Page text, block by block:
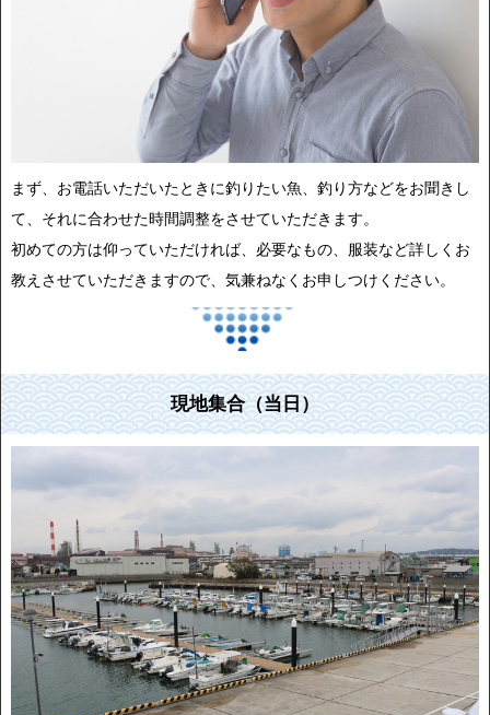
まず、お電話いただいたときに釣りたい魚、釣り方などをお聞きし
て、それに合わせた時間調整をさせていただきます。
初めての方は仰っていただければ、必要なもの、服装など詳しくお
教えさせていただきますので、気兼ねなくお申しつけください。
現地集合（当日）